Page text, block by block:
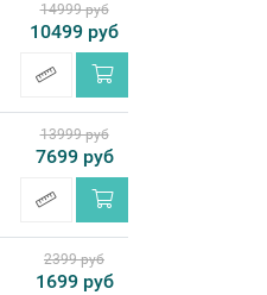
14999 руб
10499 руб
13999 руб
7699 руб
2399 руб
1699 руб